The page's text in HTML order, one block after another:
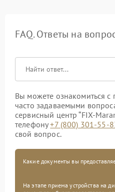
FAQ. Ответы на
Вы можете ознакомиться
часто задаваемыми
сервисный центр “FIX-
телефону+7 (800) 301-55-
свой вопрос.
Какие документы вы
На этапе приема устройства на